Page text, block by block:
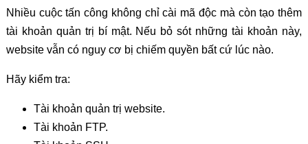
Nhiều cuộc tấn công không chỉ cài mã độc mà còn tạo thêm
tài khoản quản trị bí mật. Nếu bỏ sót những tài khoản này,
website vẫn có nguy cơ bị chiếm quyền bất cứ lúc nào.
Hãy kiểm tra:
Tài khoản quản trị website.
Tài khoản FTP.